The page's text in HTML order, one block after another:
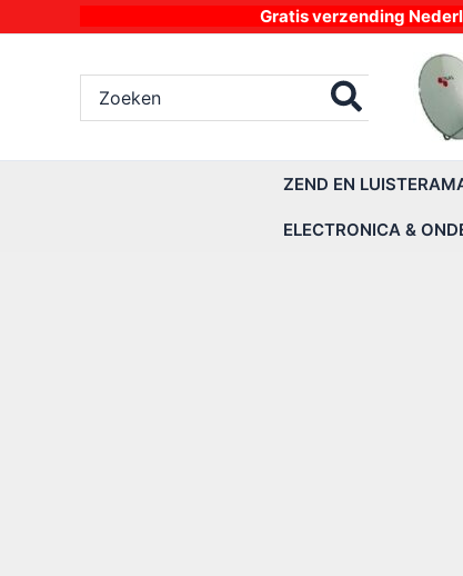
Gratis verzending Nederland
naar:
ZEND EN
ELECTRONICA &